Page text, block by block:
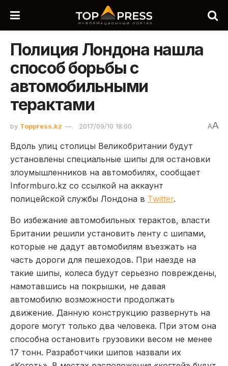
Полиция Лондона нашла
способ борьбы с
автомобильными
терактами
by Toppress.kz 2017/09/10 18:00 AA
Вдоль улиц столицы Великобритании будут
установлены специальные шипы для остановки
злоумышленников на автомобилях, сообщает
Informburo.kz со ссылкой на аккаунт
полицейской службы Лондона в Twitter.
Во избежание автомобильных терактов, власти
Британии решили установить ленту с шипами,
которые не дадут автомобилям въезжать на
часть дороги для пешеходов. При наезде на
такие шипы, колеса будут серьезно повреждены,
намотавшись на покрышки, не давая
автомобилю возможности продолжать
движение. Данную конструкцию развернуть на
дороге могут только два человека. При этом она
способна остановить грузовики весом не менее
17 тонн. Разработчики шипов назвали их